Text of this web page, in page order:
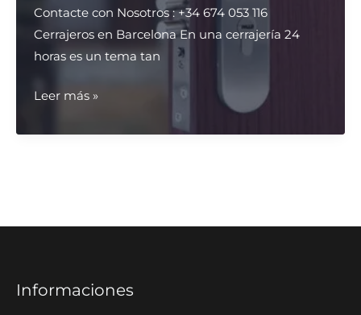
Contacte con Nosotros : +34 674 053 116
Cerrajeros en Barcelona En una cerrajería 24
horas es un tema tan
¿Como
la
casa?
Leer más »
Informaciones